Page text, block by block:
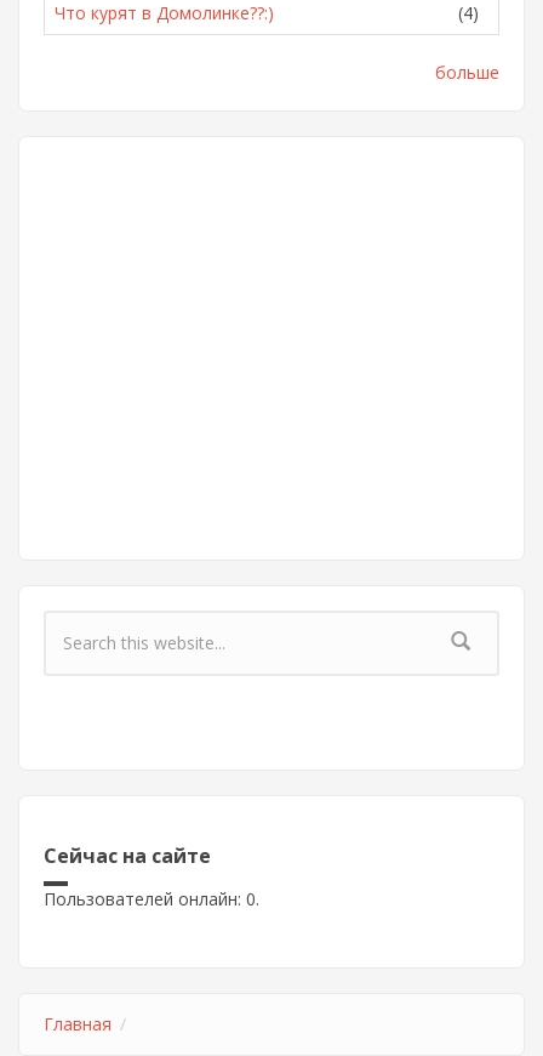
Что курят в Домолинке??:) (4)
больше
Форма поиска
Сейчас на сайте
Пользователей онлайн: 0.
Главная